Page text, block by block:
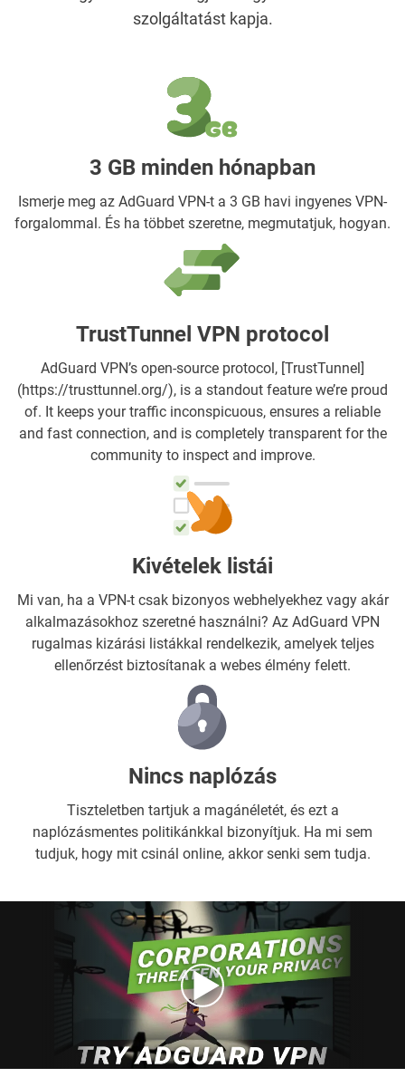
szolgáltatást kapja.
3 GB minden hónapban
Ismerje meg az AdGuard VPN-t a 3 GB havi ingyenes VPN-
forgalommal. És ha többet szeretne, megmutatjuk, hogyan.
TrustTunnel VPN protocol
AdGuard VPN’s open-source protocol, [TrustTunnel]
(https://trusttunnel.org/), is a standout feature we’re proud
of. It keeps your traffic inconspicuous, ensures a reliable
and fast connection, and is completely transparent for the
community to inspect and improve.
Kivételek listái
Mi van, ha a VPN-t csak bizonyos webhelyekhez vagy akár
alkalmazásokhoz szeretné használni? Az AdGuard VPN
rugalmas kizárási listákkal rendelkezik, amelyek teljes
ellenőrzést biztosítanak a webes élmény felett.
Nincs naplózás
Tiszteletben tartjuk a magánéletét, és ezt a
naplózásmentes politikánkkal bizonyítjuk. Ha mi sem
tudjuk, hogy mit csinál online, akkor senki sem tudja.